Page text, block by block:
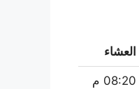
العشاء
08:20 م